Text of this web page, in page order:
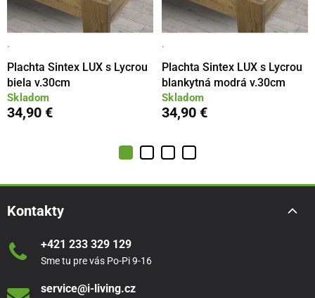
·
Plachta Sintex LUX s Lycrou
biela v.30cm
Skladom
34,90 €
·
Plachta Sintex LUX s Lycrou
blankytná modrá v.30cm
Skladom
34,90 €
Kontakty
+421 233 329 129
Sme tu pre vás Po-Pi 9-16
service@i-living.cz